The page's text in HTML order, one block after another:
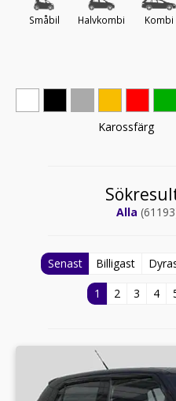
Småbil Halvkombi Kombi
Karossfärg
Alla
Senast Billigast
1
2 3 4